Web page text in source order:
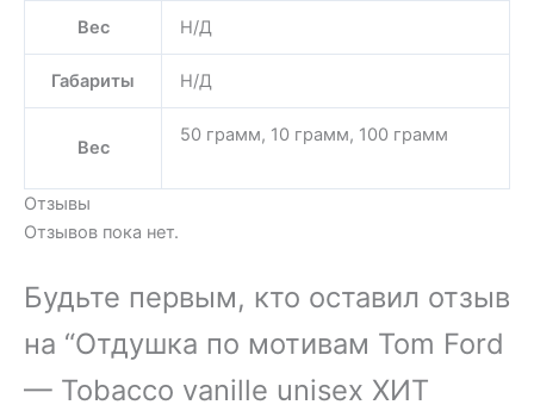
Вес Н/Д
Габариты Н/Д
Вес
50 грамм, 10 грамм, 100 грамм
Отзывы
Отзывов пока нет.
Будьте первым, кто оставил отзыв
на “Отдушка по мотивам Tom Ford
— Tobacco vanille unisex ХИТ